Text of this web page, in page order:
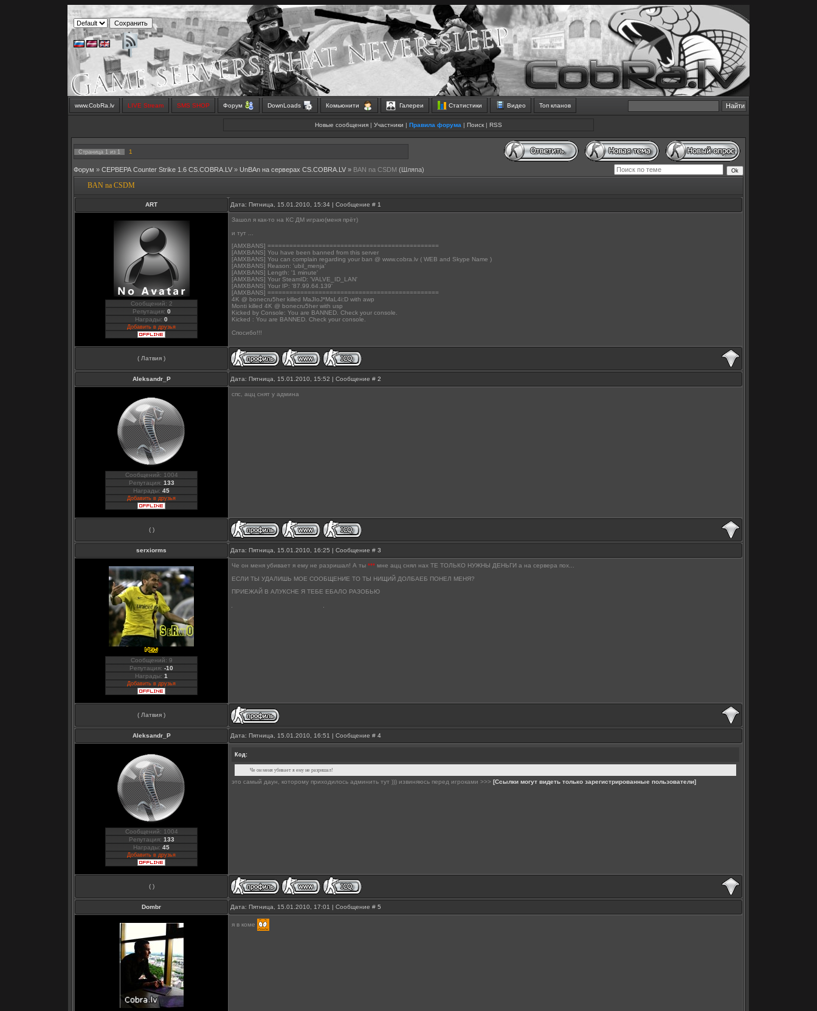
www.CobRa.lv LIVE Stream SMS SHOP Форум DownLoads Комьюнити Галереи Статистики Видео Топ кланов
Новые сообщения | Участники | Правила форума | Поиск | RSS
Страница 1 из 1 1
Форум » СЕРВЕРА Counter Strike 1.6 CS.COBRA.LV » UnBAn на серверах CS.COBRA.LV » BAN na CSDM (Шляпа)
BAN na CSDM
ART Дата: Пятница, 15.01.2010, 15:34 | Сообщение # 1
Сообщений: 2
Репутация: 0
Награды: 0
Добавить в друзья
Зашол я как-то на КС ДМ играю(меня прёт)
и тут ...
[AMXBANS] ===============================================
[AMXBANS] You have been banned from this server
[AMXBANS] You can complain regarding your ban @ www.cobra.lv ( WEB and Skype Name )
[AMXBANS] Reason: 'ubil_menja'
[AMXBANS] Length: '1 minute'
[AMXBANS] Your SteamID: 'VALVE_ID_LAN'
[AMXBANS] Your IP: '87.99.64.139'
[AMXBANS] ===============================================
4K @ bonecru5her killed MaJIoJ*MaL4i:D with awp
Monti killed 4K @ bonecru5her with usp
Kicked by Console: You are BANNED. Check your console.
Kicked : You are BANNED. Check your console.
Спосибо!!!
( Латвия )
Aleksandr_P Дата: Пятница, 15.01.2010, 15:52 | Сообщение # 2
Сообщений: 1004
Репутация: 133
Награды: 45
Добавить в друзья
спс, ацц снят у админа
( )
serxiorms Дата: Пятница, 15.01.2010, 16:25 | Сообщение # 3
Сообщений: 9
Репутация: -10
Награды: 1
Добавить в друзья
Че он меня убивает я ему не разришал! А ты *** мне ацц снял нах ТЕ ТОЛЬКО НУЖНЫ ДЕНЬГИ а на сервера пох...
ЕСЛИ ТЫ УДАЛИШЬ МОЕ СООБЩЕНИЕ ТО ТЫ НИЩИЙ ДОЛБАЕБ ПОНЕЛ МЕНЯ?
ПРИЕЖАЙ В АЛУКСНЕ Я ТЕБЕ ЕБАЛО РАЗОБЬЮ
( Латвия )
Aleksandr_P Дата: Пятница, 15.01.2010, 16:51 | Сообщение # 4
Сообщений: 1004
Репутация: 133
Награды: 45
Добавить в друзья
Код:
Че он меня убивает я ему не разришал!
это самый даун, которому приходилось админить тут ))) извиняюсь перед игроками >>> [Ссылки могут видеть только зарегистрированные пользователи]
( )
Dombr Дата: Пятница, 15.01.2010, 17:01 | Сообщение # 5
я в коме